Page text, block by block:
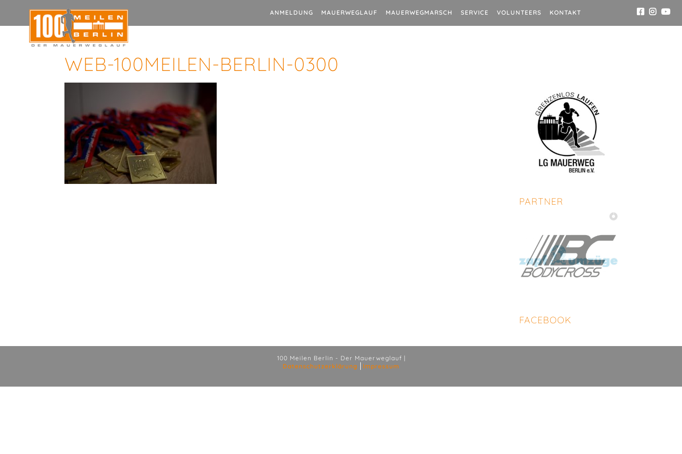
ANMELDUNG MAUERWEGLAUF MAUERWEGMARSCH SERVICE VOLUNTEERS KONTAKT
WEB-100MEILEN-BERLIN-0300
PARTNER
FACEBOOK
100 Meilen Berlin - Der Mauerweglauf |
Datenschutzerklärung
Impressum